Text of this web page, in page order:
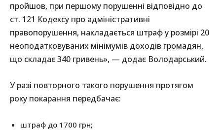
пройшов, при першому порушенні відповідно до
ст. 121 Кодексу про адміністративні
правопорушення, накладається штраф у розмірі 20
неоподатковуваних мінімумів доходів громадян,
що складає 340 гривень», — додає Володарський.
У разі повторного такого порушення протягом
року покарання передбачає:
штраф до 1700 грн;